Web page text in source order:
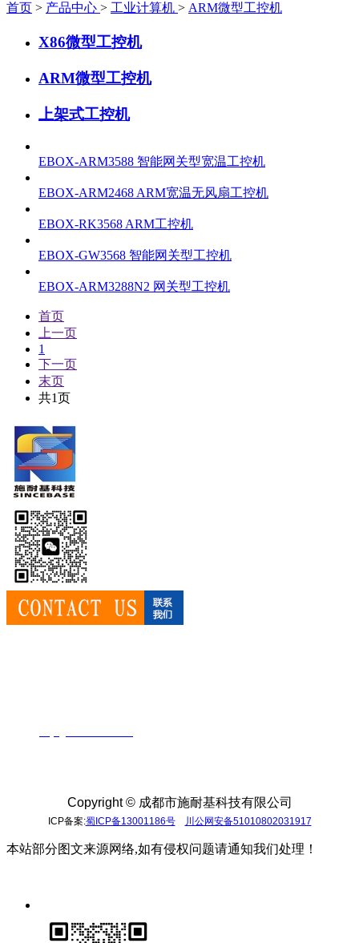
首页 > 产品中心 > 工业计算机 > ARM微型工控机
X86微型工控机
ARM微型工控机
上架式工控机
EBOX-ARM3588 智能网关型宽温工控机
EBOX-ARM2468 ARM宽温无风扇工控机
EBOX-RK3568 ARM工控机
EBOX-GW3568 智能网关型工控机
EBOX-ARM3288N2 网关型工控机
首页
上一页
1
下一页
末页
共1页
Copyright ©成都市施耐基科技有限公司
ICP备案:蜀ICP备13001186号 川公网安备51010802031917
本站部分图文来源网络,如有侵权问题请通知我们处理！